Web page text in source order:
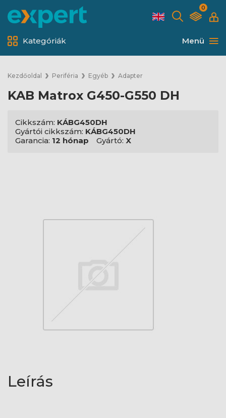
0
Menü
Kategóriák
Kezdőoldal Periféria Egyéb Adapter
KAB Matrox G450-G550 DH
Cikkszám: KÁBG450DH
Gyártói cikkszám: KÁBG450DH
Garancia: 12 hónap Gyártó: X
Leírás